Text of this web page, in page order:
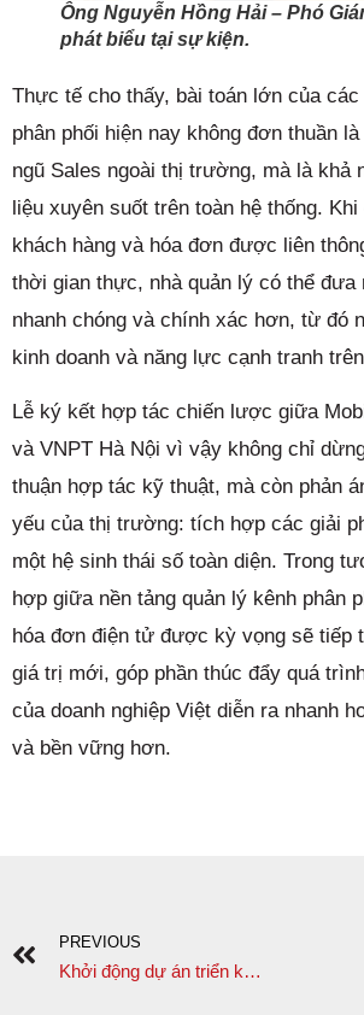
Ông Nguyễn Hồng Hải – Phó
phát biểu tại sự kiện.
Thực tế cho thấy, bài toán lớn của các
phân phối hiện nay không đơn thuần
ngũ Sales ngoài thị trường, mà là khả
liệu xuyên suốt trên toàn hệ thống.
khách hàng và hóa đơn được liên
thời gian thực, nhà quản lý có thể đưa
nhanh chóng và chính xác hơn, từ đó
kinh doanh và năng lực cạnh tranh
Lễ ký kết hợp tác chiến lược giữa
và VNPT Hà Nội vì vậy không chỉ
thuận hợp tác kỹ thuật, mà còn phản
yếu của thị trường: tích hợp các giải
một hệ sinh thái số toàn diện. Trong
hợp giữa nền tảng quản lý kênh phân
hóa đơn điện tử được kỳ vọng sẽ tiếp
giá trị mới, góp phần thúc đẩy quá
của doanh nghiệp Việt diễn ra nhanh
và bền vững hơn.
PREVIOUS
Khởi động dự án triển khai hệ thống ERPNEXT tại Công ty TNHH Phát triển thương mại DHT